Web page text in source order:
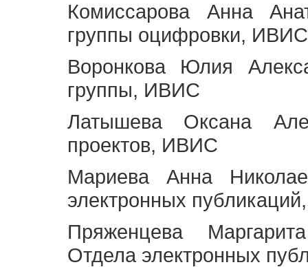
Комиссарова Анна
группы оцифровки, ИВИС
Воронкова Юлия
группы, ИВИС
Латышева Оксана
проектов, ИВИС
Мариева Анна
электронных
Пряженцева
Отдела электронных